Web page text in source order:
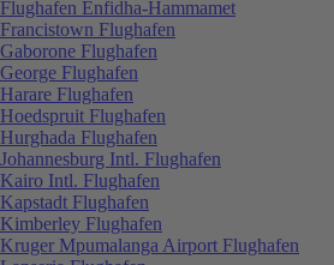
Flughafen Enfidha-Hammamet
Francistown Flughafen
Gaborone Flughafen
George Flughafen
Harare Flughafen
Hoedspruit Flughafen
Hurghada Flughafen
Johannesburg Intl. Flughafen
Kairo Intl. Flughafen
Kapstadt Flughafen
Kimberley Flughafen
Kruger Mpumalanga Airport Flughafen